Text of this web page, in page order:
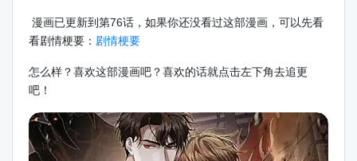
漫画已更新到第76话，如果你还没看过这部漫画，可以先看
看剧情梗要： 剧情梗要
怎么样？喜欢这部漫画吧？喜欢的话就点击左下角去追更
吧！